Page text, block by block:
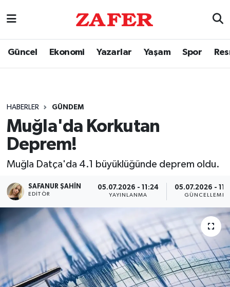
Güncel Ekonomi Yazarlar Yaşam Spor
HABERLER GÜNDEM
Muğla'da Korkutan
Deprem!
Muğla Datça'da 4.1 büyüklüğünde deprem oldu.
SAFANUR ŞAHIN
EDITÖR
05.07.2026 - 11:24
YAYINLANMA
05.07.2026 -
GÜNCELLEME